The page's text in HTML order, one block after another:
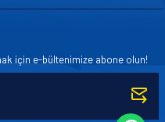
için e-bültenimize abone olun!